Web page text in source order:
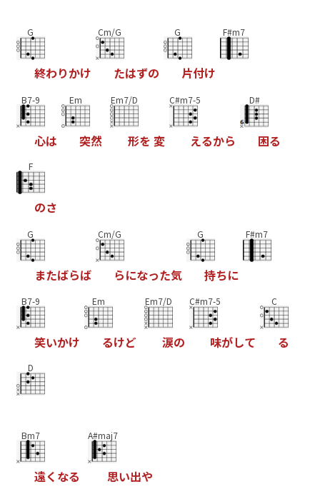
G
終わりかけ
Cm/G
たはずの
G
片付け
F#m7
B7-9
心は
Em
突然
Em7/D
形を 変
C#m7-5
えるから
D#
困る
F
のさ
G
またばらば
Cm/G
らになった気
G
持ちに
F#m7
B7-9
笑いかけ
Em
るけど
Em7/D
涙の
C#m7-5
味がして
C
る
D
Bm7
遠く なる
A#maj7
思い出や